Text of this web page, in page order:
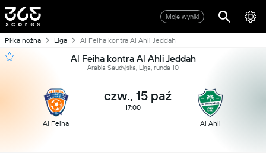
Moje wyniki
Piłka nożna Liga Al Feiha kontra Al Ahli Jeddah
Al Feiha kontra Al Ahli Jeddah
Arabia Saudyjska, Liga, runda 10
Al Feiha
czw., 15 paź
17:00
Al Ahli